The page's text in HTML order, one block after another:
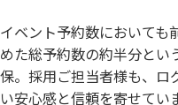
イベント予約数においても
めた総予約数の約半分とい
保。採用ご担当者様も、ロ
い安心感と信頼を寄せてい